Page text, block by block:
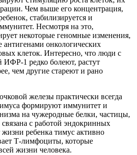
Чем выше его концентрация,
стабилизируется и
Несмотря на это,
некоторые геномные изменения,
онкологических
клеток. Интересно, что люди с
ИФР-1 редко болеют, растут
чем другие стареют и рано
железы практически всегда
формируют иммунитет и
на чужеродные белки, частицы,
с работой эндокринных
ребенка тимус активно
Т-лимфоциты, которые
жизни человека.